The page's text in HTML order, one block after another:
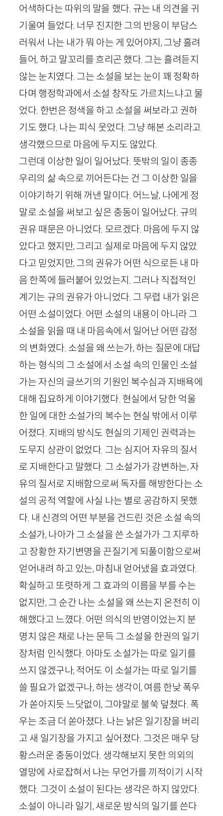
어색하다는 따위의 말을 했다. 규는 내 의견을 귀
기울여 들었다. 너무 진지한 그의 반응이 부담스
러워서 나는 내가 뭐 아는 게 있어야지, 그냥 흘려
들어, 하고 말꼬리를 흐리곤 했다. 그는 흘려듣지
않는 눈치였다. 그는 소설을 보는 눈이 꽤 정확하
다며 행정학과에서 소설 창작도 가르치느냐고 물
었다. 한번은 정색을 하고 소설을 써보라고 권하
기도 했다. 나는 피식 웃었다. 그냥 해본 소리라고
생각했으므로 마음에 두지도 않았다.
그런데 이상한 일이 일어났다. 뜻밖의 일이 종종
우리의 삶 속으로 끼어든다는 건 그 이상한 일을
이야기하기 위해 꺼낸 말이다. 어느날, 나에게 정
말로 소설을 써보고 싶은 충동이 일어났다. 규의
권유 때문은 아니었다. 모르겠다. 마음에 두지 않
았다고 했지만, 그리고 실제로 마음에 두지 않았
다고 믿었지만, 그의 권유가 어떤 식으로든 내 마
음 한쪽에 들러붙어 있었는지. 그러나 직접적인
계기는 규의 권유가 아니었다. 그 무렵 내가 읽은
어떤 소설이었다. 어떤 소설의 내용이 아니라 그
소설을 읽을 때 내 마음속에서 일어난 어떤 감정
의 변화였다. 소설을 왜 쓰는가, 하는 질문에 대답
하는 형식의 그 소설에서 소설 속의 인물인 소설
가는 자신의 글쓰기의 기원인 복수심과 지배욕에
대해 집요하게 이야기했다. 현실에서 당한 억울
한 일에 대한 소설가의 복수는 현실 밖에서 이루
어졌다. 지배의 방식도 현실의 기제인 권력과는
도무지 상관이 없었다. 그는 심지어 자유의 질서
로 지배한다고 말했다. 그 소설가가 강변하는, 자
유의 질서로 지배함으로써 독자를 해방한다는 소
설의 공적 역할에 사실 나는 별로 공감하지 못했
다. 내 신경의 어떤 부분을 건드린 것은 소설 속의
소설가, 나아가 그 소설을 쓴 소설가가 그 지루하
고 장황한 자기변명을 끈질기게 되풀이함으로써
얻어내려 하고 있는, 마침내 얻어냈을 효과였다.
확실하고 또렷하게 그 효과의 이름을 부를 수는
없지만, 그 순간 나는 소설을 왜 쓰는지 온전히 이
해했다고 느꼈다. 어떤 의식의 반영이었는지 분
명치 않은 채로 나는 문득 그 소설을 한권의 일기
장처럼 인식했다. 아마도 소설가는 따로 일기를
쓰지 않겠구나, 적어도 이 소설가는 따로 일기를
쓸 필요가 없겠구나, 하는 생각이, 여름 한낮 폭우
가 쏟아지듯 느닷없이, 그야말로 불쑥 덮쳤다. 폭
우는 조금 더 쏟아졌다. 나는 낡은 일기장을 버리
고 새 일기장을 가지고 싶어졌다. 그것은 매우 당
황스러운 충동이었다. 생각해보지 못한 의외의
열망에 사로잡혀서 나는 무언가를 끼적이기 시작
했다. 그것이 소설이 된다는 생각은 하지 않았다.
소설이 아니라 일기, 새로운 방식의 일기를 쓴다